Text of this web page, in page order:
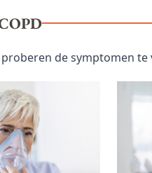
de symptomen